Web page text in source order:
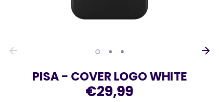
PISA - COVER LOGO WHITE
€29,99